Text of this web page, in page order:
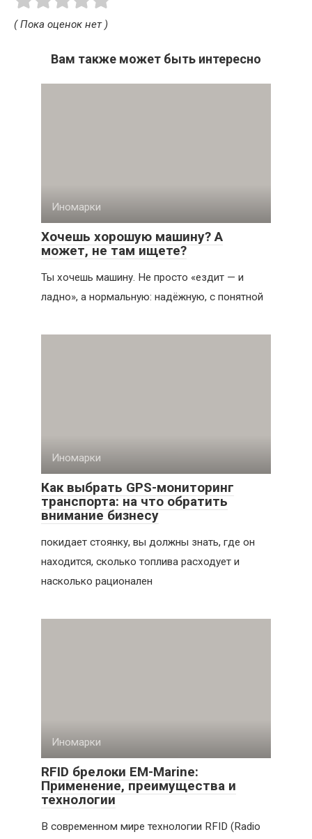
( Пока оценок нет )
Вам также может быть интересно
Иномарки
Хочешь хорошую машину? А
может, не там ищете?
Ты хочешь машину. Не просто «ездит — и
ладно», а нормальную: надёжную, с понятной
Иномарки
Как выбрать GPS-мониторинг
транспорта: на что обратить
внимание бизнесу
покидает стоянку, вы должны знать, где он
находится, сколько топлива расходует и
насколько рационален
Иномарки
RFID брелоки EM-Marine:
Применение, преимущества и
технологии
В современном мире технологии RFID (Radio